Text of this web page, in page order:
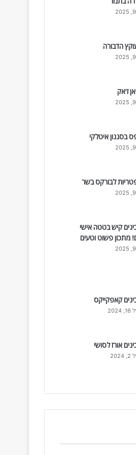
הדבורה
ז'אק
בסגנון איטלקי
לבורקס בשר
קיש בטטה אישי
מתכון פשוט וטעים
קאפקייקס
אורז לסושי